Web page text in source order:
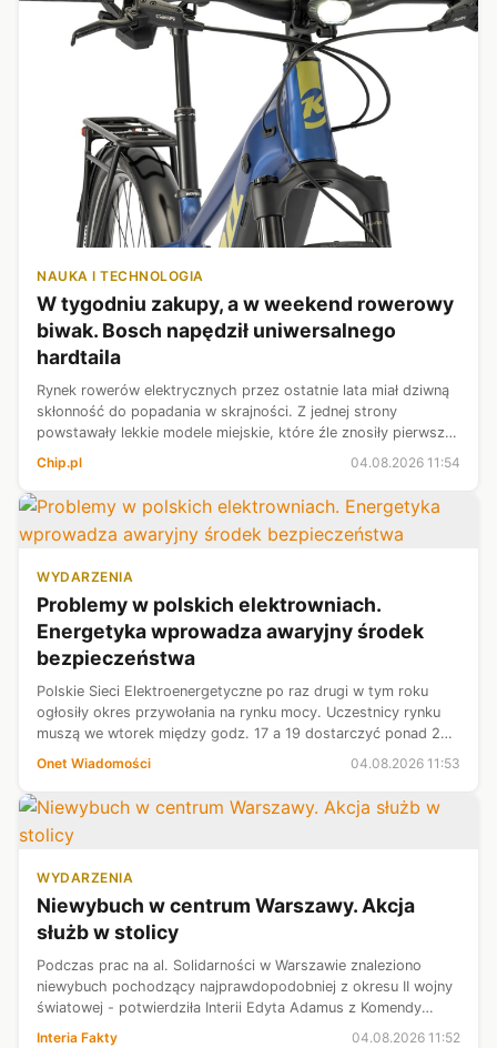
NAUKA I TECHNOLOGIA
W tygodniu zakupy, a w weekend rowerowy
biwak. Bosch napędził uniwersalnego
hardtaila
Rynek rowerów elektrycznych przez ostatnie lata miał dziwną
skłonność do popadania w skrajności. Z jednej strony
powstawały lekkie modele miejskie, które źle znosiły pierwszy
kontakt z leśną drogą, a z drugiej pełnoprawne e-MTB z
zawieszeniem oraz si...
Chip.pl 04.08.2026 11:54
WYDARZENIA
Problemy w polskich elektrowniach.
Energetyka wprowadza awaryjny środek
bezpieczeństwa
Polskie Sieci Elektroenergetyczne po raz drugi w tym roku
ogłosiły okres przywołania na rynku mocy. Uczestnicy rynku
muszą we wtorek między godz. 17 a 19 dostarczyć ponad 2
GW energii lub ograniczyć jej pobór. Powodem są ekstremalne
Onet Wiadomości 04.08.2026 11:53
WYDARZENIA
Niewybuch w centrum Warszawy. Akcja
służb w stolicy
Podczas prac na al. Solidarności w Warszawie znaleziono
niewybuch pochodzący najprawdopodobniej z okresu II wojny
światowej - potwierdziła Interii Edyta Adamus z Komendy
Stołecznej Policji. Na miejsce wezwano patrol saperski.
Interia Fakty 04.08.2026 11:52